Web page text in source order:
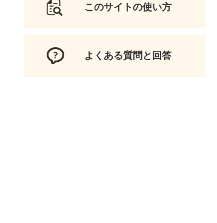
このサイトの使い方
よくある質問と回答